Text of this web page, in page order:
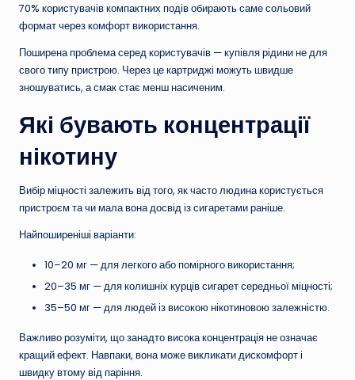
70% користувачів компактних подів обирають саме сольовий
формат через комфорт використання.
Поширена проблема серед користувачів — купівля рідини не для
свого типу пристрою. Через це картриджі можуть швидше
зношуватись, а смак стає менш насиченим.
Які бувають концентрації
нікотину
Вибір міцності залежить від того, як часто людина користується
пристроєм та чи мала вона досвід із сигаретами раніше.
Найпоширеніші варіанти:
10–20 мг — для легкого або помірного використання;
20–35 мг — для колишніх курців сигарет середньої міцності;
35–50 мг — для людей із високою нікотиновою залежністю.
Важливо розуміти, що занадто висока концентрація не означає
кращий ефект. Навпаки, вона може викликати дискомфорт і
швидку втому від паріння.